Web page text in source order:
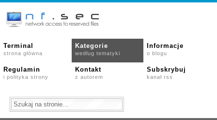
Terminal
strona główna
Kategorie
według tematyki
Informacje
o blogu
Regulamin
i polityka strony
Kontakt
z autorem
Subskrybuj
kanał rss